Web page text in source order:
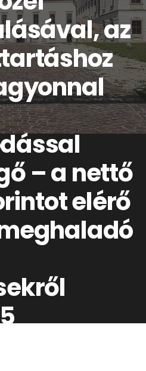
az
– a nettő
elérő